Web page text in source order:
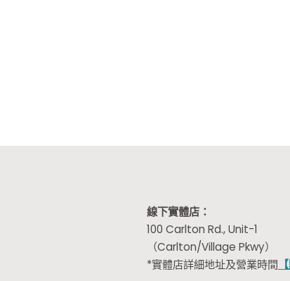
線下實體店：
100 Carlton Rd., Unit-1
（Carlton/Village Pkwy）
*實體店詳細地址及營業時間